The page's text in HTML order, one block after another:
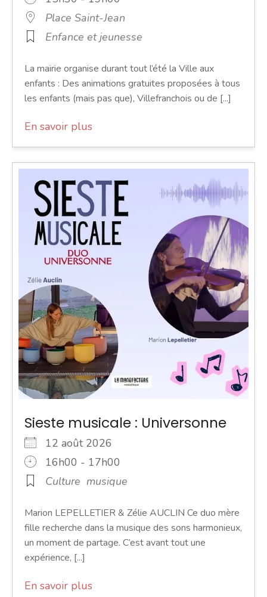
Place Saint-Jean
Enfance et jeunesse
La mairie organise durant tout l’été la Ville aux
enfants : Des animations gratuites proposées à tous
les enfants (mais pas que), Villefranchois ou de [...]
En savoir plus
Sieste musicale : Universonne
12 août 2026
16h00 - 17h00
Culture musique
Marion LEPELLETIER & Zélie AUCLIN Ce duo mère
fille recherche dans la musique des sons harmonieux,
un moment de partage. C’est avant tout une
expérience, [...]
En savoir plus